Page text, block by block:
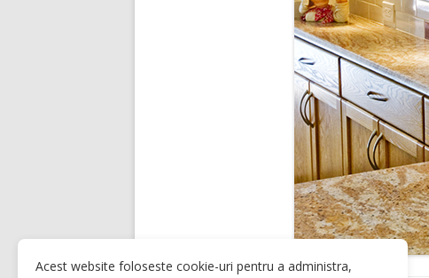
Acest website foloseste cookie-uri pentru a administra,